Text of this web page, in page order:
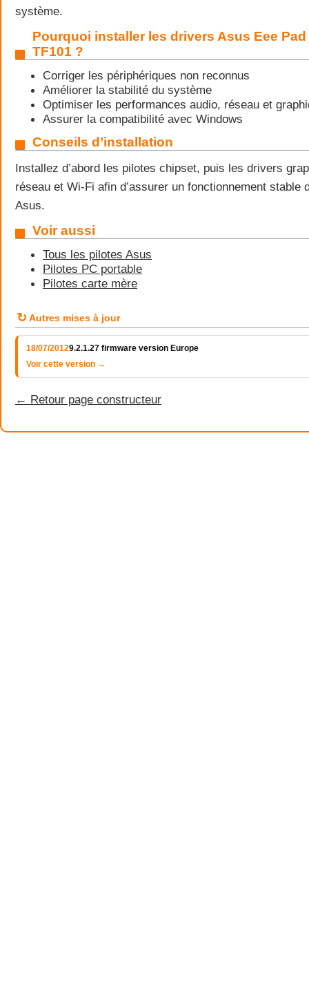
système.
Pourquoi installer les drivers Asus Eee
TF101 ?
Corriger les périphériques non reconnus
Améliorer la stabilité du système
Optimiser les performances audio, réseau et
Assurer la compatibilité avec Windows
Conseils d’installation
Installez d’abord les pilotes chipset, puis les drivers
réseau et Wi-Fi afin d’assurer un fonctionnement stable
Asus.
Voir aussi
Tous les pilotes Asus
Pilotes PC portable
Pilotes carte mère
↻ Autres mises à jour
18/07/20129.2.1.27 firmware version Europe
Voir cette version →
← Retour page constructeur